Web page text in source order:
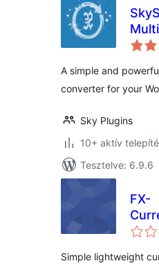
A simple and
converter for your
Sky Plugins
10+ aktív
Tesztelve: 6.9.6
FX-
Simple lightweight